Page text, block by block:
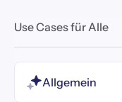
Use Cases für Alle
Allgemein